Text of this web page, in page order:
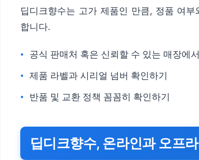
딥디크향수는 고가 제품인 만큼, 정품 여
합니다.
공식 판매처 혹은 신뢰할 수 있는 매장에
제품 라벨과 시리얼 넘버 확인하기
반품 및 교환 정책 꼼꼼히 확인하기
딥디크향수, 온라인과 오프